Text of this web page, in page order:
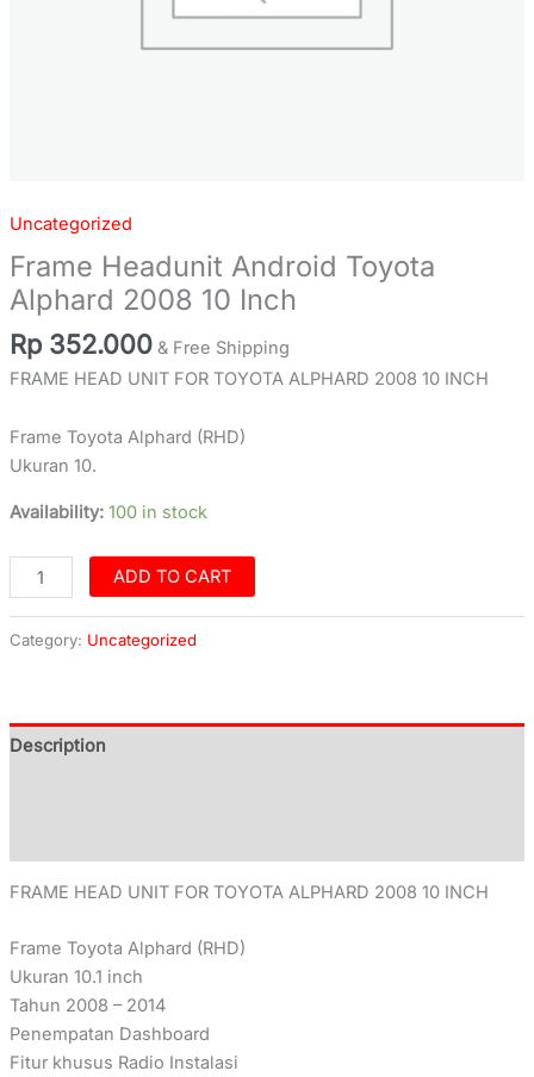
Uncategorized
Frame Headunit Android Toyota
Alphard 2008 10 Inch
Rp 352.000 & Free Shipping
FRAME HEAD UNIT FOR TOYOTA ALPHARD 2008 10 INCH
Frame Toyota Alphard (RHD)
Ukuran 10.
Availability: 100 in stock
ADD TO CART
Category: Uncategorized
Description
FRAME HEAD UNIT FOR TOYOTA ALPHARD 2008 10 INCH
Frame Toyota Alphard (RHD)
Ukuran 10.1 inch
Tahun 2008 – 2014
Penempatan Dashboard
Fitur khusus Radio Instalasi